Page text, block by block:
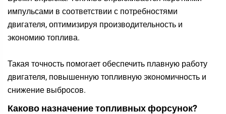
импульсами в соответствии с потребностями
двигателя, оптимизируя производительность и
экономию топлива.
Такая точность помогает обеспечить плавную работу
двигателя, повышенную топливную экономичность и
снижение выбросов.
Каково назначение топливных форсунок?